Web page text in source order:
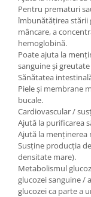
Pentru prematuri
îmbunătăţirea stării
mâncare, a
hemoglobină.
Poate ajuta la
sanguine și
Sănătatea
Piele și membrane
bucale.
Cardiovascular /
Ajută la purificarea
Ajută la menținerea
Susține producția
densitate mare).
Metabolismul
glucozei sanguine /
glucozei ca parte a